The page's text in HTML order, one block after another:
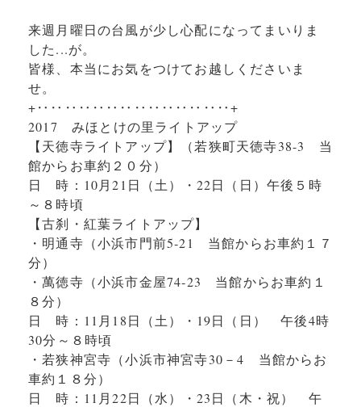
来週月曜日の台風が少し心配になってまいりま
した...が。
皆様、本当にお気をつけてお越しくださいま
せ。
+‥‥‥‥‥‥‥‥‥‥‥‥‥‥+
2017 みほとけの里ライトアップ
【天徳寺ライトアップ】（若狭町天徳寺38-3 当
館からお車約２０分）
日 時：10月21日（土）・22日（日）午後５時
～８時頃
【古刹・紅葉ライトアップ】
・明通寺（小浜市門前5‐21 当館からお車約１７
分）
・萬徳寺（小浜市金屋74‐23 当館からお車約１
８分）
日 時：11月18日（土）・19日（日） 午後4時
30分～８時頃
・若狭神宮寺（小浜市神宮寺30－4 当館からお
車約１８分）
日 時：11月22日（水）・23日（木・祝） 午